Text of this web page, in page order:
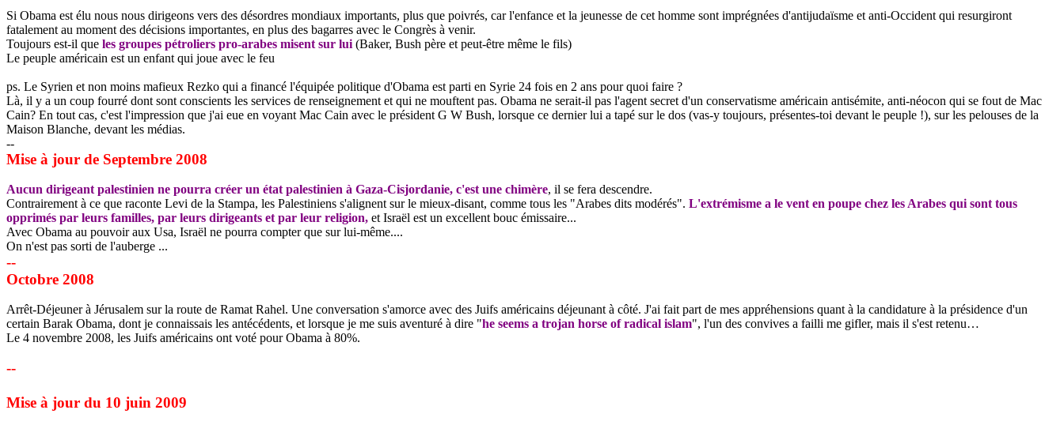
Si Obama est élu nous nous dirigeons vers des désordres mondiaux importants, plus que poivrés, car l'enfance et la jeunesse de cet homme sont imprégnées d'antijudaïsme et anti-Occident qui resurgiront
fatalement au moment des décisions importantes, en plus des bagarres avec le Congrès à venir.
Toujours est-il que les groupes pétroliers pro-arabes misent sur lui (Baker, Bush père et peut-être même le fils)
Le peuple américain est un enfant qui joue avec le feu
ps. Le Syrien et non moins mafieux Rezko qui a financé l'équipée politique d'Obama est parti en Syrie 24 fois en 2 ans pour quoi faire ?
Là, il y a un coup fourré dont sont conscients les services de renseignement et qui ne mouftent pas. Obama ne serait-il pas l'agent secret d'un conservatisme américain antisémite, anti-néocon qui se fout de Mac
Cain? En tout cas, c'est l'impression que j'ai eue en voyant Mac Cain avec le président G W Bush, lorsque ce dernier lui a tapé sur le dos (vas-y toujours, présentes-toi devant le peuple !), sur les pelouses de la
Maison Blanche, devant les médias.
--
Mise à jour de Septembre 2008
Aucun dirigeant palestinien ne pourra créer un état palestinien à Gaza-Cisjordanie, c'est une chimère, il se fera descendre.
Contrairement à ce que raconte Levi de la Stampa, les Palestiniens s'alignent sur le mieux-disant, comme tous les "Arabes dits modérés". L'extrémisme a le vent en poupe chez les Arabes qui sont tous
opprimés par leurs familles, par leurs dirigeants et par leur religion, et Israël est un excellent bouc émissaire...
Avec Obama au pouvoir aux Usa, Israël ne pourra compter que sur lui-même....
On n'est pas sorti de l'auberge ...
--
Octobre 2008
Arrêt-Déjeuner à Jérusalem sur la route de Ramat Rahel. Une conversation s'amorce avec des Juifs américains déjeunant à côté. J'ai fait part de mes appréhensions quant à la candidature à la présidence d'un
certain Barak Obama, dont je connaissais les antécédents, et lorsque je me suis aventuré à dire "he seems a trojan horse of radical islam", l'un des convives a failli me gifler, mais il s'est retenu…
Le 4 novembre 2008, les Juifs américains ont voté pourObama à 80%.
--
Mise à jour du 10 juin 2009